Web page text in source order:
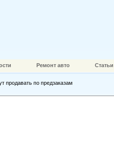
Ремонт авто Статьи
продавать по предзаказам